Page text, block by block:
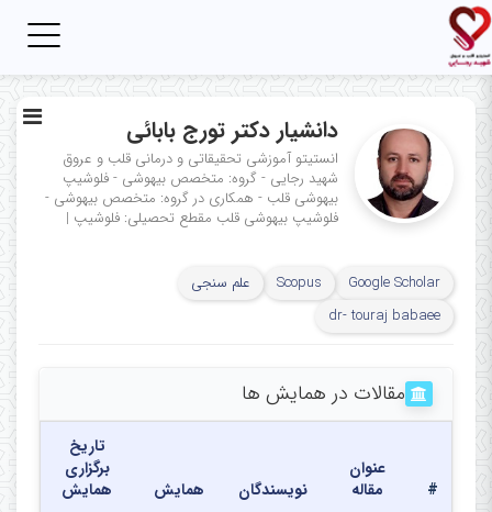
دانشیار دکتر تورج بابائی
انستیتو آموزشی تحقیقاتی و درمانی قلب و عروق
شهید رجایی - گروه: متخصص بیهوشی - فلوشیپ
بیهوشی قلب - همکاری در گروه: متخصص بیهوشی -
فلوشیپ بیهوشی قلب مقطع تحصیلی: فلوشیپ |
Google Scholar
Scopus
علم سنجی
dr- touraj babaee
مقالات در همایش ها
#
عنوان
مقاله
نویسندگان همایش
تاریخ
برگزاری
همایش